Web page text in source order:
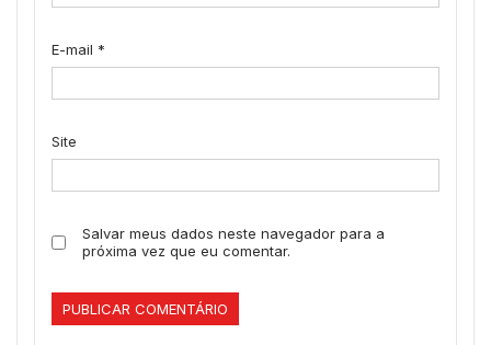
E-mail *
Site
Salvar meus dados neste navegador para a
próxima vez que eu comentar.